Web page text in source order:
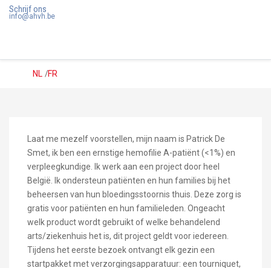
Schrijf ons
info@ahvh.be
NL FR
/
Laat me mezelf voorstellen, mijn naam is Patrick De
Smet, ik ben een ernstige hemofilie A-patiënt (<1%) en
verpleegkundige. Ik werk aan een project door heel
België. Ik ondersteun patiënten en hun families bij het
beheersen van hun bloedingsstoornis thuis. Deze zorg is
gratis voor patiënten en hun familieleden. Ongeacht
welk product wordt gebruikt of welke behandelend
arts/ziekenhuis het is, dit project geldt voor iedereen.
Tijdens het eerste bezoek ontvangt elk gezin een
startpakket met verzorgingsapparatuur: een tourniquet,